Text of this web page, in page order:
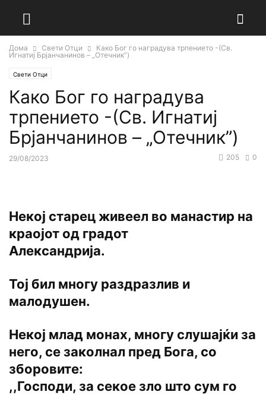
Дома Свети Отци
Како Бог го наградува трпението -(Св.
Игнатиј Брјанчанинов – „Отечник”)
Свети Отци
Како Бог го наградува
трпението -(Св. Игнатиј
Брјанчанинов – „Отечник”)
29/08/2023 0
205
Некој старец живеел во манастир на
краојот од градот
Александрија.
Тој бил многу раздразлив и
малодушен.
Некој млад монах, многу слушајќи за
него, се заколнал пред Бога, со
зборовите:
,,Господи, за секое зло што сум го